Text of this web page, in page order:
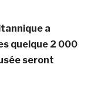
a
quelque 2 000
seront